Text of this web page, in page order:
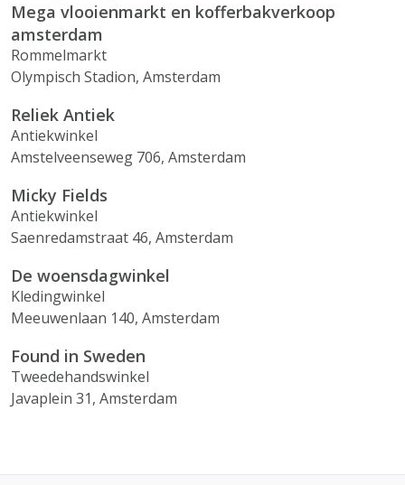
Mega vlooienmarkt en kofferbakverkoop
amsterdam
Rommelmarkt
Olympisch Stadion, Amsterdam
Reliek Antiek
Antiekwinkel
Amstelveenseweg 706, Amsterdam
Micky Fields
Antiekwinkel
Saenredamstraat 46, Amsterdam
De woensdagwinkel
Kledingwinkel
Meeuwenlaan 140, Amsterdam
Found in Sweden
Tweedehandswinkel
Javaplein 31, Amsterdam